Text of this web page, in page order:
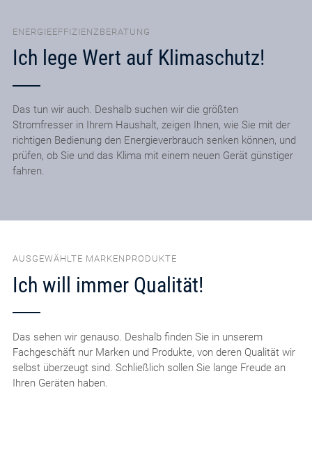
ENERGIEEFFIZIENZBERATUNG
Ich lege Wert auf Klimaschutz!
Das tun wir auch. Deshalb suchen wir die größten
Stromfresser in Ihrem Haushalt, zeigen Ihnen, wie Sie mit der
richtigen Bedienung den Energieverbrauch senken können, und
prüfen, ob Sie und das Klima mit einem neuen Gerät günstiger
fahren.
AUSGEWÄHLTE MARKENPRODUKTE
Ich will immer Qualität!
Das sehen wir genauso. Deshalb finden Sie in unserem
Fachgeschäft nur Marken und Produkte, von deren Qualität wir
selbst überzeugt sind. Schließlich sollen Sie lange Freude an
Ihren Geräten haben.